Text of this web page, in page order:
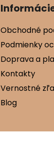
Obchodné
Podmienky
Doprava a
Kontakty
Vernostné
Blog